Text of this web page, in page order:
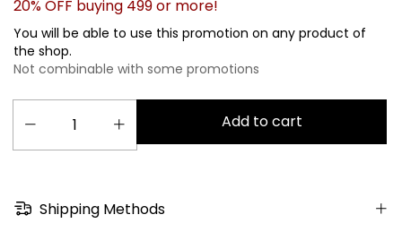
20% OFF buying 499 or more!
You will be able to use this promotion on any product of
the shop.
Not combinable with some promotions
Shipping Methods